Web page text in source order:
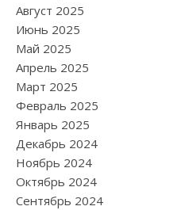
Август 2025
Июнь 2025
Май 2025
Апрель 2025
Март 2025
Февраль 2025
Январь 2025
Декабрь 2024
Ноябрь 2024
Октябрь 2024
Сентябрь 2024